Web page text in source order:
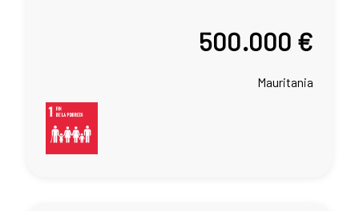
500.000 €
Mauritania